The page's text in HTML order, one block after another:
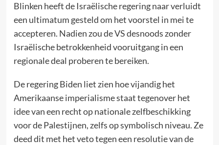
Blinken heeft de Israëlische regering naar verluidt
een ultimatum gesteld om het voorstel in mei te
accepteren. Nadien zou de VS desnoods zonder
Israëlische betrokkenheid vooruitgang in een
regionale deal proberen te bereiken.
De regering Biden liet zien hoe vijandig het
Amerikaanse imperialisme staat tegenover het
idee van een recht op nationale zelfbeschikking
voor de Palestijnen, zelfs op symbolisch niveau. Ze
deed dit met het veto tegen een resolutie van de